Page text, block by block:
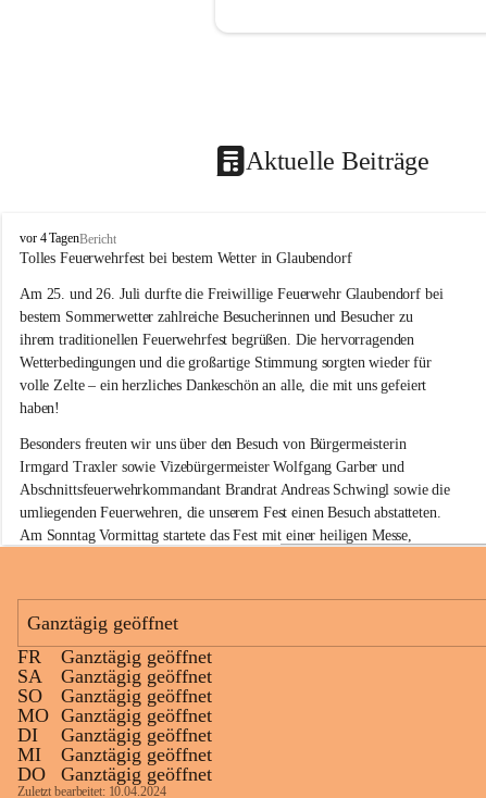
Aktuelle Beiträge
F
r
i
w
i
l
i
g
e
F
e
u
e
r
w
G
l
a
u
b
e
n
d
o
vor 4 TagenBericht
Tolles Feuerwehrfest bei bestem Wetter in Glaubendorf
Am 25. und 26. Juli durfte die Freiwillige Feuerwehr Glaubendorf bei
bestem Sommerwetter zahlreiche Besucherinnen und Besucher zu
ihrem traditionellen Feuerwehrfest begrüßen. Die hervorragenden
Wetterbedingungen und die großartige Stimmung sorgten wieder für
volle Zelte – ein herzliches Dankeschön an alle, die mit uns gefeiert
haben!
Besonders freuten wir uns über den Besuch von Bürgermeisterin
Irmgard Traxler sowie Vizebürgermeister Wolfgang Garber und
Abschnittsfeuerwehrkommandant Brandrat Andreas Schwingl sowie die
umliegenden Feuerwehren, die unserem Fest einen Besuch abstatteten.
Am Sonntag Vormittag startete das Fest mit einer heiligen Messe,
Musikverein Rußbach, der mit seinem Frühschoppenkonzert beste
Eine Hüpfburg sowie verschiedene Spiele sorgten für jede Menge Spaß
und Unterhaltung.
Kulinarisch war ebenfalls für jeden Geschmack etwas dabei. Neben
köstlichen Grillspezialitäten am gesamten Wochenende standen am
Sonntag die beliebten Surschnitzel auf dem Speiseplan. In der Weinbar
konnten die Besucherinnen und Besucher ausgewählte Glaubendorfer
Ganztägig geöffnet
FR
Ganztägig geöffnet
SA
Ganztägig geöffnet
SO
Ganztägig geöffnet
MO Ganztägig geöffnet
DI
Ganztägig geöffnet
MI
Ganztägig geöffnet
DO
Ganztägig geöffnet
Zuletzt bearbeitet: 10.04.2024